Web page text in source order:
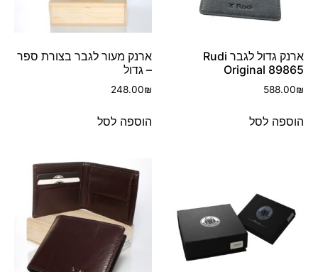
ארנק גדול לגבר Rudi
Original 89865
588.00₪
הוספה לסל
ארנק מעור לגבר בצורת ספר
– גדול
248.00₪
הוספה לסל